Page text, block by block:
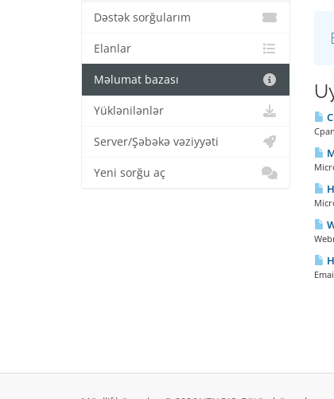
Dəstək sorğularım
Elanlar
Məlumat bazası
Yüklənilənlər
Server/Şəbəkə vəziyyəti
Yeni sorğu aç